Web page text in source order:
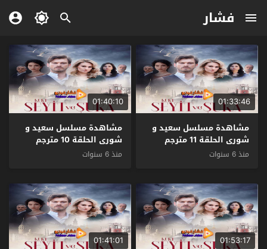
فشار
01:33:46
مشاهدة مسلسل سعيد و
شورى الحلقة 11 مترجم
منذ 6 سنوات
01:40:10
مشاهدة مسلسل سعيد و
شورى الحلقة 10 مترجم
منذ 6 سنوات
01:53:17
01:41:01